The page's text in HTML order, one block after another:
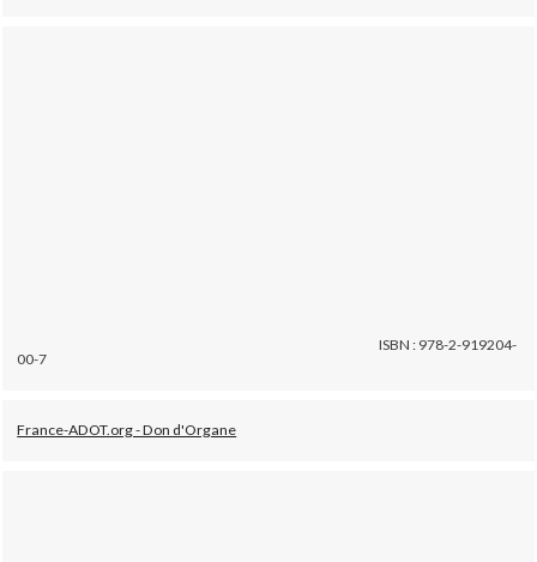
ISBN : 978-2-919204-
00-7
France-ADOT.org - Don d'Organe